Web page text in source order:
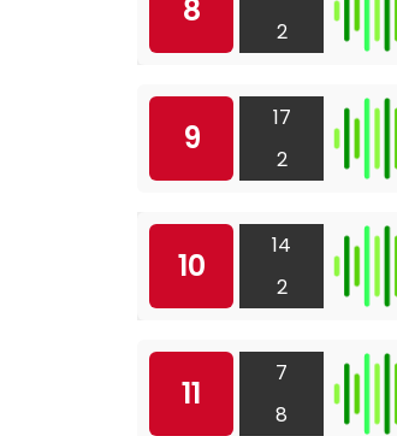
8
2
9
17
2
10
14
2
11
7
8